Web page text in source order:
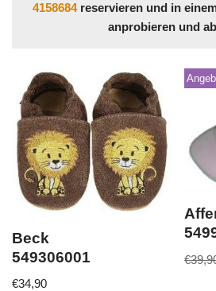
4158684reservieren und in
anprobieren und
Beck
549306001
€34,90
€